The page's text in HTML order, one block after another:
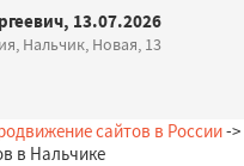
13.07.2026
Нальчик, Новая, 13
сайтов в России->
в Нальчике